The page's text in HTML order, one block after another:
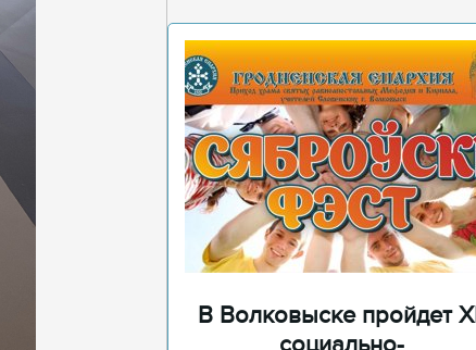
В Волковыске пройдет